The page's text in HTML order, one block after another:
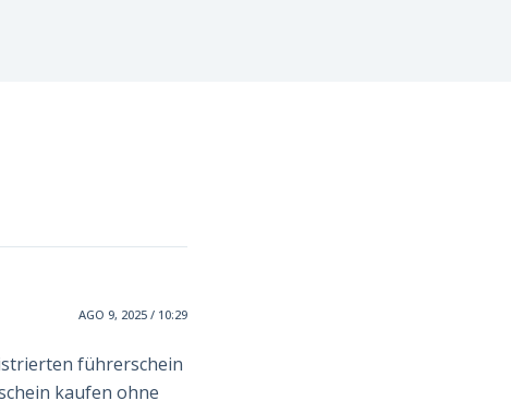
AGO 9, 2025 / 10:29
führerschein
kaufen ohne